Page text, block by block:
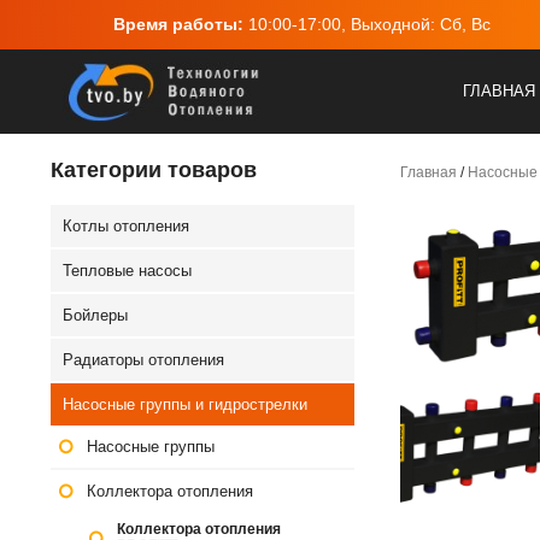
10:00-17:00, Выходной: Сб, Вс Адрес:г.Минск,
ГЛАВНАЯ
Главная / Насосные
Категории товаров
Котлы отопления
Тепловые насосы
Бойлеры
Радиаторы отопления
Насосные группы и гидрострелки
Насосные группы
Коллектора отопления
Коллектора отопления